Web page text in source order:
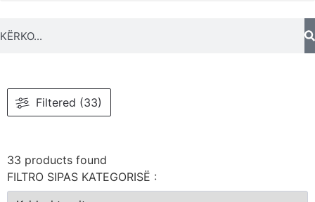
Filtered (33)
33 products found
FILTRO SIPAS KATEGORISË :